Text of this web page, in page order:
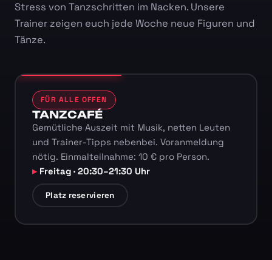
Stress von Tanzschritten im Nacken. Unsere
Trainer zeigen euch jede Woche neue Figuren und
Tänze.
FÜR ALLE OFFEN
TANZCAFÉ
Gemütliche Auszeit mit Musik, netten Leuten
und Trainer-Tipps nebenbei. Voranmeldung
nötig. Einmalteilnahme: 10 € pro Person.
Freitag · 20:30–21:30 Uhr
Platz reservieren